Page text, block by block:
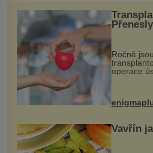
Ročně
operace
Vavřín